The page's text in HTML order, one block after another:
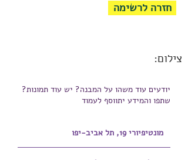
חזרה לרשימה
צילום:
יודעים עוד משהו על המבנה? יש עוד תמונות?
שתפו והמידע יתווסף לעמוד